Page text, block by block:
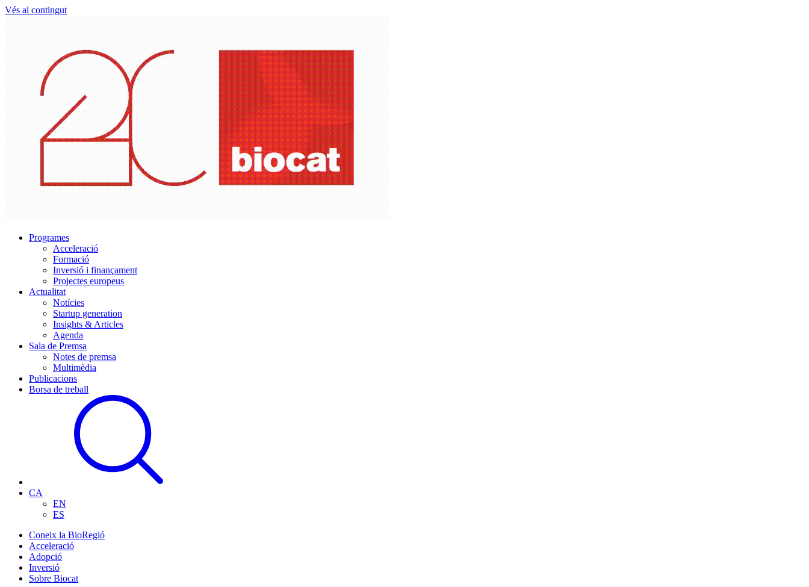
Vés al contingut
Programes
Acceleració
Formació
Inversió i finançament
Projectes europeus
Actualitat
Notícies
Startup generation
Insights & Articles
Agenda
Sala de Premsa
Notes de premsa
Multimèdia
Publicacions
Borsa de treball
CA
EN
ES
Coneix la BioRegió
Acceleració
Adopció
Inversió
Sobre Biocat